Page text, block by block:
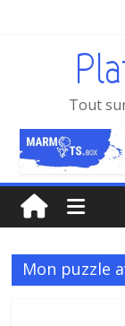
Tout
Mon puzzle